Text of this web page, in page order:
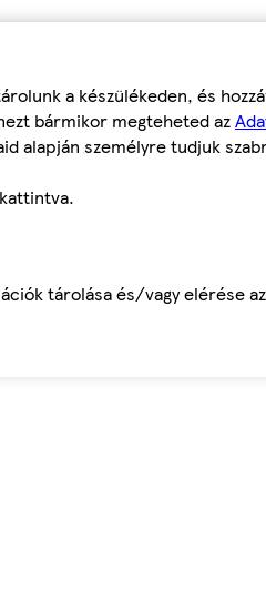
a készülékeden, és
bármikor megteheted az
alapján személyre tudjuk
tárolása és/vagy elérése